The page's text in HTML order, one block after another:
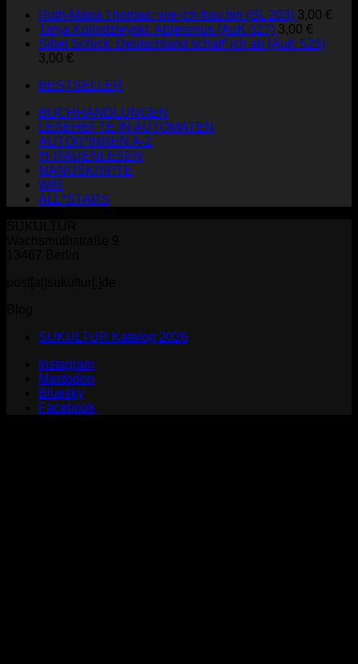
Ruth-Maria Thomas: wie ich frau bin (SL 203) 3,00 €
Tanja Kollodzieyski: Ableismus (AuK 527) 3,00 €
Sibel Schick: Deutschland schaff' ich ab (AuK 525)
3,00 €
BESTSELLER
BUCHHANDLUNGEN
LESEHEFTE IN AUTOMATEN
AUTOR*INNEN A-Z
#FRAUENLESEN
MANUSKRIPTE
WIR
ALL*STARS
SUKULTUR Katalog 2026
Instagram
Mastodon
Bluesky
Facebook